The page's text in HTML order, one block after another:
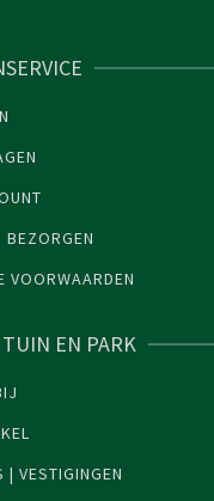
BEZORGEN
VOORWAARDEN
EN PARK
| VESTIGINGEN